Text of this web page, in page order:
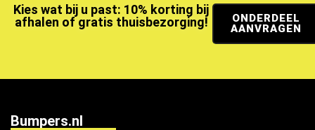
Kies wat bij u past: 10% korting bij
afhalen of gratis thuisbezorging!
ONDERDEEL
AANVRAGEN
Bumpers.nl